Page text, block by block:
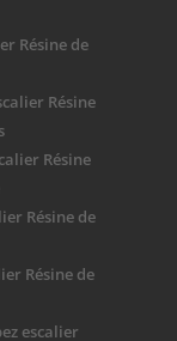
Résine de
Résine
Résine
Résine de
Résine de
escalier